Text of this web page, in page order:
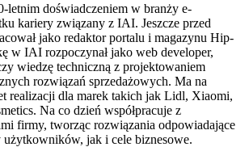
letnim doświadczeniem w branży e-
kariery związany z IAI. Jeszcze przed
jako redaktor portalu i magazynu Hip-
w IAI rozpoczynał jako web developer,
wiedzę techniczną z projektowaniem
rozwiązań sprzedażowych. Ma na
realizacji dla marek takich jak Lidl, Xiaomi,
Na co dzień współpracuje z
firmy, tworząc rozwiązania odpowiadające
użytkowników, jak i cele biznesowe.